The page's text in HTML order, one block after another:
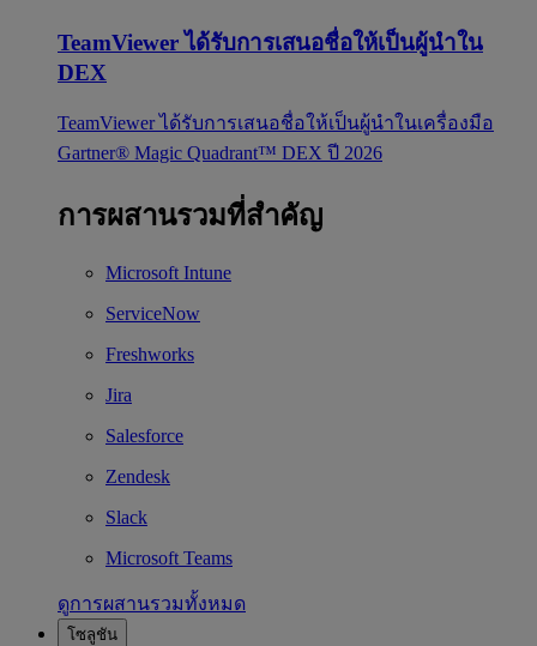
TeamViewer ได้รับการเสนอชื่อให้เป็นผู้นำใน
DEX
TeamViewer ได้รับการเสนอชื่อให้เป็นผู้นำในเครื่องมือ
Gartner® Magic Quadrant™ DEX ปี 2026
การผสานรวมที่สำคัญ
Microsoft Intune
ServiceNow
Freshworks
Jira
Salesforce
Zendesk
Slack
Microsoft Teams
ดูการผสานรวมทั้งหมด
โซลูชัน